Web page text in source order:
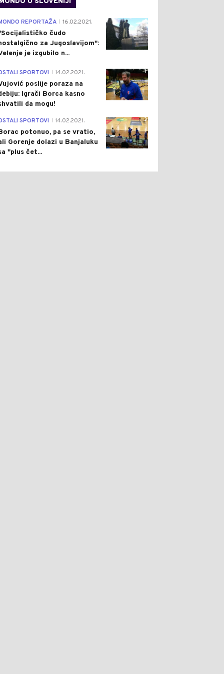
4
REPORTAŽA 16.02.2021.
čudo
za Jugoslavijom":
je izgubilo n...
1
SPORTOVI 14.02.2021.
poslije poraza na
Igrači Borca kasno
da mogu!
3
SPORTOVI 14.02.2021.
potonuo, pa se vratio,
Gorenje dolazi u Banjaluku
"plus čet...